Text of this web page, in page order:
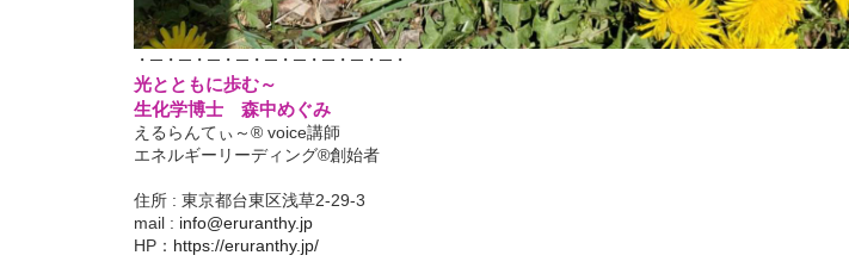
・─・─・─・─・─・─・─・─・─・
光とともに歩む～
生化学博士 森中めぐみ
えるらんてぃ～® voice講師
エネルギーリーディング®創始者
住所 : 東京都台東区浅草2-29-3
mail : info@eruranthy.jp
HP： https://eruranthy.jp/